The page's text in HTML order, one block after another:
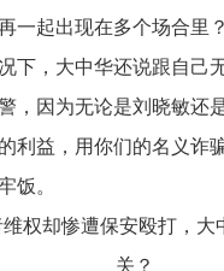
一起出现在多个场合里？
下，大中华还说跟自己
，因为无论是刘晓敏还
利益，用你们的名义诈
饭。